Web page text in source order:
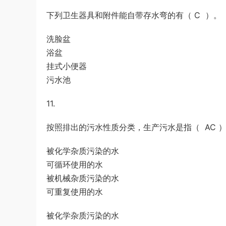
下列卫生器具和附件能自带存水弯的有（ C ）。
洗脸盆
浴盆
挂式小便器
污水池
11.
按照排出的污水性质分类，生产污水是指（ AC
被化学杂质污染的水
可循环使用的水
被机械杂质污染的水
可重复使用的水
被化学杂质污染的水